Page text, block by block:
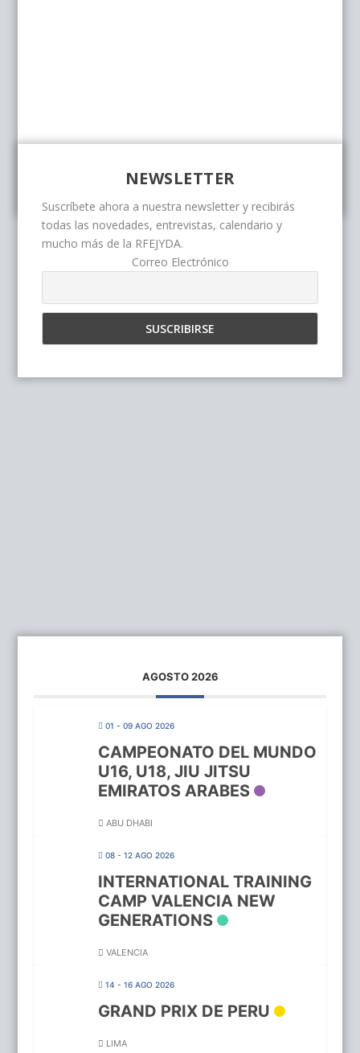
NEWSLETTER
Suscríbete ahora a nuestra newsletter y recibirás
todas las novedades, entrevistas, calendario y
mucho más de la RFEJYDA.
Correo Electrónico
AGOSTO 2026
01 - 09 AGO 2026
CAMPEONATO DEL MUNDO
U16, U18, JIU JITSU
EMIRATOS ARABES
ABU DHABI
08 - 12 AGO 2026
INTERNATIONAL TRAINING
CAMP VALENCIA NEW
GENERATIONS
VALENCIA
14 - 16 AGO 2026
GRAND PRIX DE PERU
LIMA